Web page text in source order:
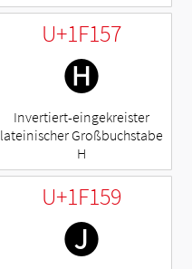
U+1F157
🅗
Invertiert-eingekreister
lateinischer Großbuchstabe
H
U+1F159
🅙